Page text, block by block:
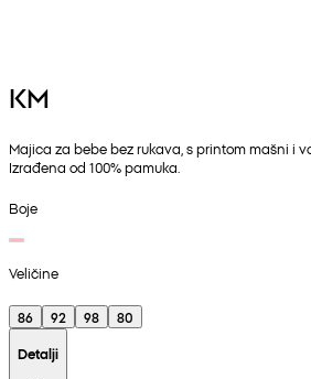
KM
Majica za bebe bez rukava, s printom mašni i
Izrađena od 100% pamuka.
Boje
Veličine
86 92 98
80
Detalji